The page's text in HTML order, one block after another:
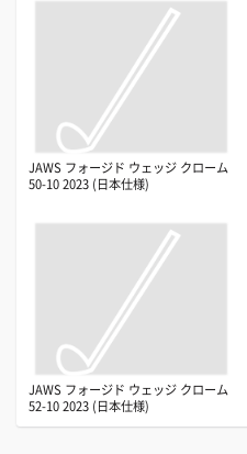
JAWS フォージド ウェッジ クローム
50-10 2023 (日本仕様)
JAWS フォージド ウェッジ クローム
52-10 2023 (日本仕様)